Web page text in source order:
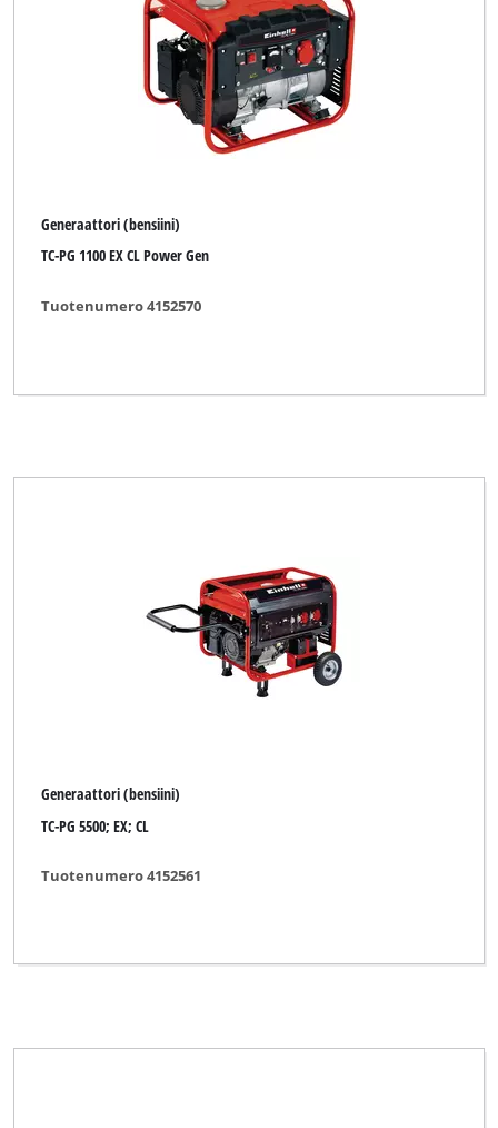
Generaattori (bensiini)
TC-PG 1100 EX CL Power Gen
Tuotenumero 4152570
Generaattori (bensiini)
TC-PG 5500; EX; CL
Tuotenumero 4152561